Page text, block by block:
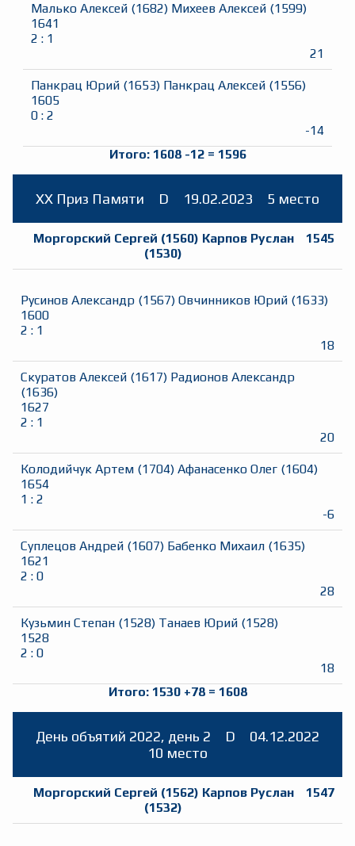
Малько Алексей (1682) Михеев Алексей (1599)
1641
2 : 1
21
Панкрац Юрий (1653) Панкрац Алексей (1556)
1605
0 : 2
-14
Итого: 1608 -12= 1596
ХХ Приз Памяти D 19.02.2023 5 место
Моргорский Сергей (1560) Карпов Руслан
(1530)
1545
Русинов Александр (1567) Овчинников Юрий (1633)
1600
2 : 1
18
Скуратов Алексей (1617) Радионов Александр
(1636)
1627
2 : 1
20
Колодийчук Артем (1704) Афанасенко Олег (1604)
1654
1 : 2
-6
Суплецов Андрей (1607) Бабенко Михаил (1635)
1621
2 : 0
28
Кузьмин Степан (1528) Танаев Юрий (1528)
1528
2 : 0
18
Итого: 1530 +78= 1608
День объятий 2022, день 2 D
04.12.2022
10 место
Моргорский Сергей (1562) Карпов Руслан
(1532)
1547